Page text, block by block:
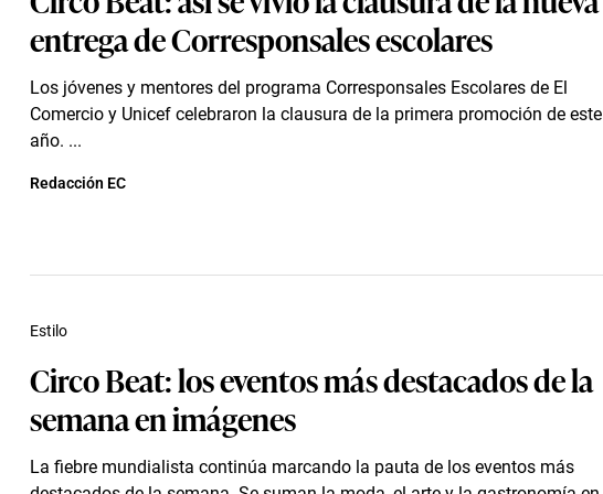
entrega de Corresponsales escolares
Los jóvenes y mentores del programa Corresponsales Escolares de El
Comercio y Unicef celebraron la clausura de la primera promoción de este
año. ...
Redacción EC
Circo Beat: los eventos más destacados de la
semana en imágenes
La fiebre mundialista continúa marcando la pauta de los eventos más
Estilo